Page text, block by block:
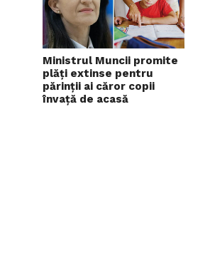
Ministrul Muncii promite
plăți extinse pentru
părinții ai căror copii
învață de acasă